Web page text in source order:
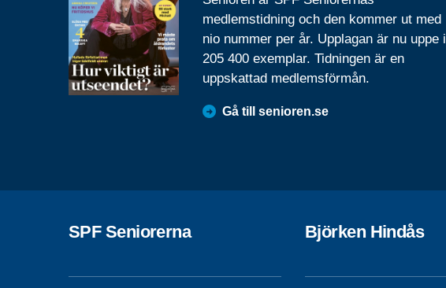
medlemstidning och den kommer ut med
nio nummer per år. Upplagan är nu uppe i
205 400 exemplar. Tidningen är en
uppskattad medlemsförmån.
Gå till senioren.se
SPF Seniorerna Björken Hindås